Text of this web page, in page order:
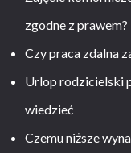
zgodne z prawem?
Czy praca zdalna
Urlop rodzicielski
wiedzieć
Czemu niższe